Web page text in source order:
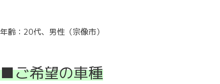
年齢：20代、男性（宗像市）
■ご希望の車種